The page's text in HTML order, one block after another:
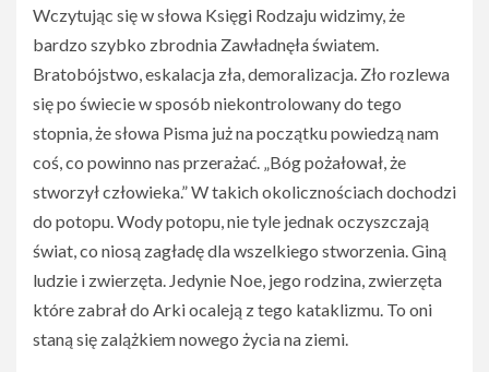
Wczytując się w słowa Księgi Rodzaju widzimy, że
bardzo szybko zbrodnia Zawładnęła światem.
Bratobójstwo, eskalacja zła, demoralizacja. Zło rozlewa
się po świecie w sposób niekontrolowany do tego
stopnia, że słowa Pisma już na początku powiedzą nam
coś, co powinno nas przerażać. „Bóg pożałował, że
stworzył człowieka.” W takich okolicznościach dochodzi
do potopu. Wody potopu, nie tyle jednak oczyszczają
świat, co niosą zagładę dla wszelkiego stworzenia. Giną
ludzie i zwierzęta. Jedynie Noe, jego rodzina, zwierzęta
które zabrał do Arki ocaleją z tego kataklizmu. To oni
staną się zalążkiem nowego życia na ziemi.